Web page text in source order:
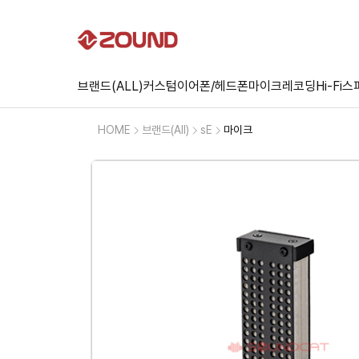
브랜드(ALL)커스텀이어폰/헤드폰마이크레코딩Hi-Fi스
HOME 브랜드(All) sE 마이크